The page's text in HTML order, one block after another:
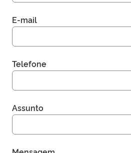
E-mail
Telefone
Assunto